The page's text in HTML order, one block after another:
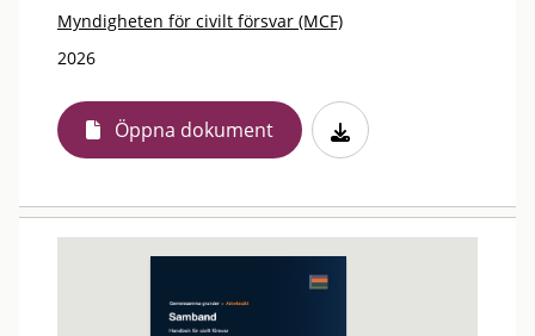
Myndigheten för civilt försvar (MCF)
2026
Öppna dokument